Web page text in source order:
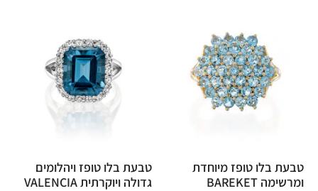
טבעת בלו טופז מיוחדת
ומרשימה BAREKET
טבעת בלו טופז ויהלומים
גדולה ויוקרתית VALENCIA